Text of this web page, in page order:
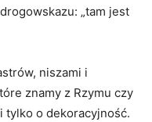
„tam jest
niszami i
znamy z Rzymu czy
tylko o dekoracyjność.